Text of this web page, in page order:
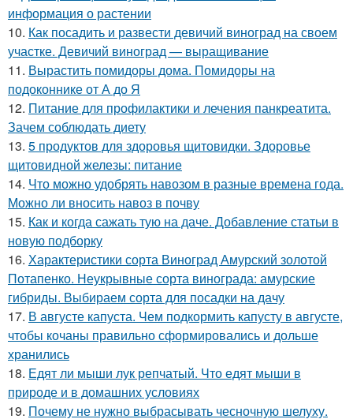
информация о растении
10. Как посадить и развести девичий виноград на своем
участке. Девичий виноград — выращивание
11. Вырастить помидоры дома. Помидоры на
подоконнике от А до Я
12. Питание для профилактики и лечения панкреатита.
Зачем соблюдать диету
13. 5 продуктов для здоровья щитовидки. Здоровье
щитовидной железы: питание
14. Что можно удобрять навозом в разные времена года.
Можно ли вносить навоз в почву
15. Как и когда сажать тую на даче. Добавление статьи в
новую подборку
16. Характеристики сорта Виноград Амурский золотой
Потапенко. Неукрывные сорта винограда: амурские
гибриды. Выбираем сорта для посадки на дачу
17. В августе капуста. Чем подкормить капусту в августе,
чтобы кочаны правильно сформировались и дольше
хранились
18. Едят ли мыши лук репчатый. Что едят мыши в
природе и в домашних условиях
19. Почему не нужно выбрасывать чесночную шелуху.